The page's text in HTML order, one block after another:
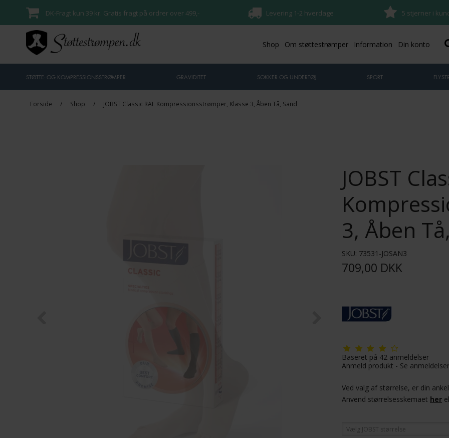
DK-Fragt kun 39 kr. Gratis fragt på ordrer over 499,- Levering 1-2 hverdage 5 stjerner i
Shop Om støttestrømper Information Din konto
STØTTE- OG KOMPRESSIONSSTRØMPER GRAVIDITET SOKKER OG UNDERTØJ SPORT
Forside / Shop / JOBST Classic RAL Kompressionsstrømper, Klasse 3, Åben Tå, Sand
JOBST
3, Åben
SKU: 73531-JOSAN3
709,00 DKK
Baseret på 42 anmeldelser
Anmeld produkt - Se anmeldelser
Ved valg af størrelse, er din
Anvend størrelsesskemaet her
Vælg JOBST størrelse